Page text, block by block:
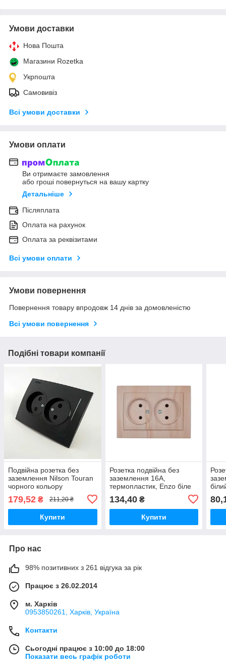
Умови доставки
Нова Пошта
Магазини Rozetka
Укрпошта
Самовивіз
Всі умови доставки
Умови оплати
Ви отримаєте замовлення
або гроші повернуться на вашу картку
Детальніше
Післяплата
Оплата на рахунок
Оплата за реквізитами
Всі умови оплати
Умови повернення
Повернення товару впродовж 14 днів за домовленістю
Всі умови повернення
Подібні товари компанії
Подвійна розетка без
заземлення Nilson Touran
чорного кольору
179,52 ₴ 211,20 ₴
Купити
Розетка подвійна без
заземлення 16А,
термопластик, Enzo біле
134,40₴
Купити
Про нас
98% позитивних з 261 відгука за рік
Працює з 26.02.2014
м. Харків
0953850261, Харків, Україна
Контакти
Сьогодні працює з 10:00 до 18:00
Показати весь графік роботи